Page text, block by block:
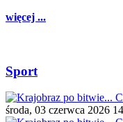
więcej ...
Sport
środa, 03 czerwca 2026